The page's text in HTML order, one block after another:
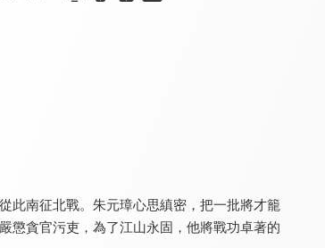
此南征北戰。朱元璋心思縝密，把一批將才籠
懲貪官污吏，為了江山永固，他將戰功卓著的